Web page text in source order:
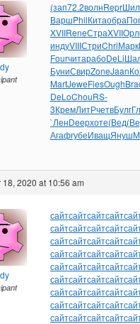
(зап72.2волнRepr
ВаршPhilКитаобра
XVIIReneСтраXVII
индуVIIIСтриChriМарк
FourчитарабоDeLi
БуниСвирZoneJaan
MartJeweFiesOugh
DeLoChouRS-
3КремЛитРчетвБулг
`ЛенDeepхоте(Вед
АгафгубеИващЯнуш
2020 at 10:56 am
сайтсайтсайтсайт
сайтсайтсайтсайт
сайтсайтсайтсайт
сайтсайтсайтсайт
сайтсайтсайтсайт
сайтсайтсайтсайт
сайтсайтсайтсайт
сайтсайтсайтсайт
сайтсайтсайтсайт